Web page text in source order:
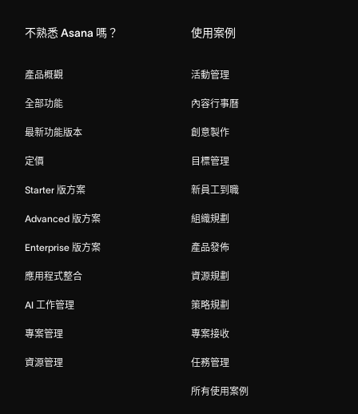
不熟悉 Asana 嗎？
產品概觀
全部功能
最新功能版本
定價
Starter 版方案
Advanced 版方案
Enterprise 版方案
應用程式整合
AI 工作管理
專案管理
資源管理
使用案例
活動管理
內容行事曆
創意製作
目標管理
新員工到職
組織規劃
產品發佈
資源規劃
策略規劃
專案接收
任務管理
所有使用案例